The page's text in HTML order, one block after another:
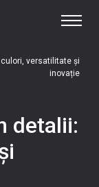
versatilitate și
inovație
detalii: